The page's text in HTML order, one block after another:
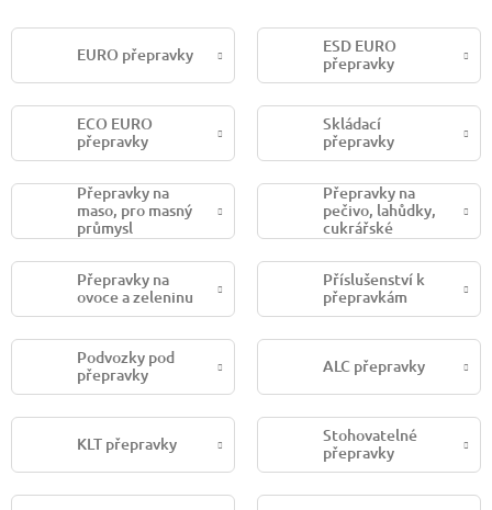
EURO přepravky
ESD EURO
přepravky
ECO EURO
přepravky
Skládací
přepravky
Přepravky na
maso, pro masný
průmysl
Přepravky na
pečivo, lahůdky,
cukrářské
přepravky
Přepravky na
ovoce a zeleninu
Příslušenství k
přepravkám
Podvozky pod
přepravky
ALC přepravky
KLT přepravky
Stohovatelné
přepravky